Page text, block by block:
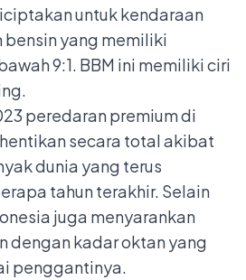
untuk kendaraan
yang memiliki
9:1. BBM ini memiliki ciri
peredaran premium di
secara total akibat
dunia yang terus
tahun terakhir. Selain
juga menyarankan
dengan kadar oktan yang
penggantinya.